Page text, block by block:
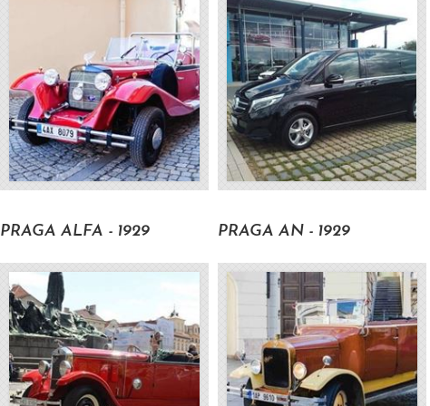
2100 Kč s DPH
PRAGA ALFA - 1929 PRAGA AN - 1929